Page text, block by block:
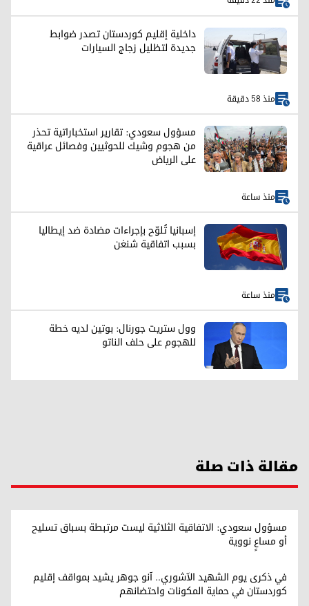
داخلية إقليم كوردستان تصدر ضوابط
جديدة لتظليل زجاج السيارات
منذ 58 دقيقة
مسؤول سعودي: تقارير استخباراتية تحذر
من هجوم وشيك للحوثيين وفصائل عراقية
على الرياض
منذ ساعة
إسبانيا تُلوّح بإجراءات مضادة ضد إيطاليا
بسبب اتفاقية شنغن
منذ ساعة
وول ستريت جورنال: بوتين لديه خطة
للهجوم على حلف الناتو
مقالة ذات صلة
مسؤول سعودي: الاتفاقية الثلاثية ليست مرتبطة بسباق تسليح
أو مساعٍ نووية
في ذكرى يوم الشهيد الآشوري.. آنو جوهر يشيد بمواقف إقليم
كوردستان في حماية المكونات واحتضانهم